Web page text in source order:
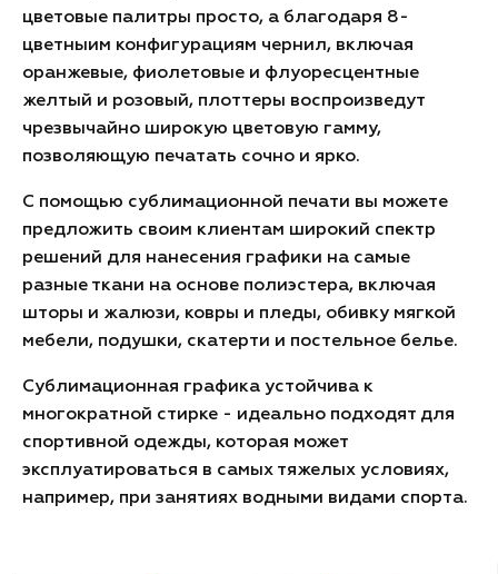
цветовые палитры просто, а благодаря 8-
цветныим конфигурациям чернил, включая
оранжевые, фиолетовые и флуоресцентные
желтый и розовый, плоттеры воспроизведут
чрезвычайно широкую цветовую гамму,
позволяющую печатать сочно и ярко.
С помощью сублимационной печати вы можете
предложить своим клиентам широкий спектр
решений для нанесения графики на самые
разные ткани на основе полиэстера, включая
шторы и жалюзи, ковры и пледы, обивку мягкой
мебели, подушки, скатерти и постельное белье.
Сублимационная графика устойчива к
многократной стирке - идеально подходят для
спортивной одежды, которая может
эксплуатироваться в самых тяжелых условиях,
например, при занятиях водными видами спорта.